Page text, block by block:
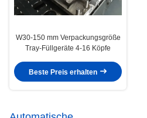
W30-150 mm Verpackungsgröße
Tray-Füllgeräte 4-16 Köpfe
Beste Preis erhalten